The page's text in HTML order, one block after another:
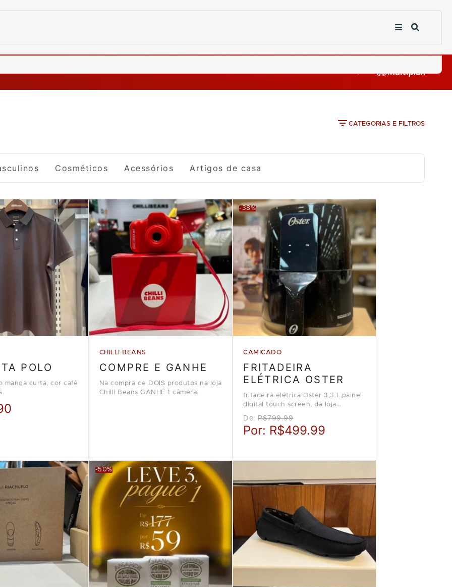
CATEGORIAS E FILTROS
Cosméticos Acessórios Artigos de casa
POLO
manga curta, cor café
CHILLI BEANS
COMPRE E GANHE
Na compra de DOIS produtos na loja
Chilli Beans GANHE 1 câmera.
-38%
CAMICADO
FRITADEIRA
ELÉTRICA OSTER
fritadeira elétrica Oster 3,3 L,painel
digital touch screen, da loja
Camicado
De:R$799.99
Por: R$499.99
-50%